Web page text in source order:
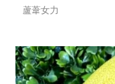
蘆葦女力